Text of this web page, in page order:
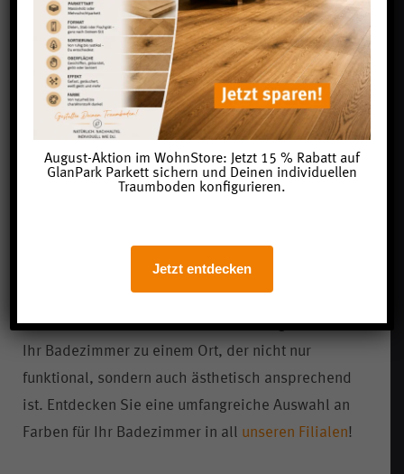
Fazit
Die Wandgestaltung im Badezimmer kann eine
bedeutende Rolle bei der Schaffung einer
angenehmen und einladenden Atmosphäre spielen.
Bei der Wahl der Farbe sollten Sie die
Feuchtigkeitsbeständigkeit, die Helligkeit des
Weiße Farben sind zeitlos und vielseitig einsetzbar,
während Blaugrau und zarte Pastelltöne eine
beruhigende und frische Wirkung erzeugen können.
Lassen Sie Ihre Kreativität fließen und gestalten Sie
Ihr Badezimmer zu einem Ort, der nicht nur
funktional, sondern auch ästhetisch ansprechend
ist. Entdecken Sie eine umfangreiche Auswahl an
Farben für Ihr Badezimmer in all unseren Filialen!
August-Aktion im WohnStore: Jetzt 15 % Rabatt auf
GlanPark Parkett sichern und Deinen individuellen
Traumboden konfigurieren.
Jetzt entdecken